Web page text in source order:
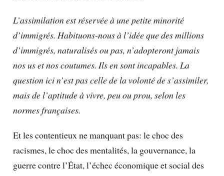
L’assimilation est réservée à une petite minorité
d’immigrés. Habituons-nous à l’idée que des millions
d’immigrés, naturalisés ou pas, n’adopteront jamais
nos us et nos coutumes. Ils en sont incapables. La
question ici n’est pas celle de la volonté de s’assimiler,
mais de l’aptitude à vivre, peu ou prou, selon les
normes françaises.
Et les contentieux ne manquant pas: le choc des
racismes, le choc des mentalités, la gouvernance, la
guerre contre l’État, l’échec économique et social des